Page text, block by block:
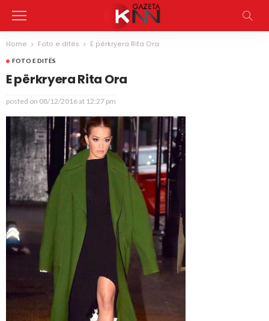
Home Foto e ditës E përkryera Rita Ora
FOTO E DITËS
E përkryera Rita Ora
posted on 08/12/2016 at 12:27 pm